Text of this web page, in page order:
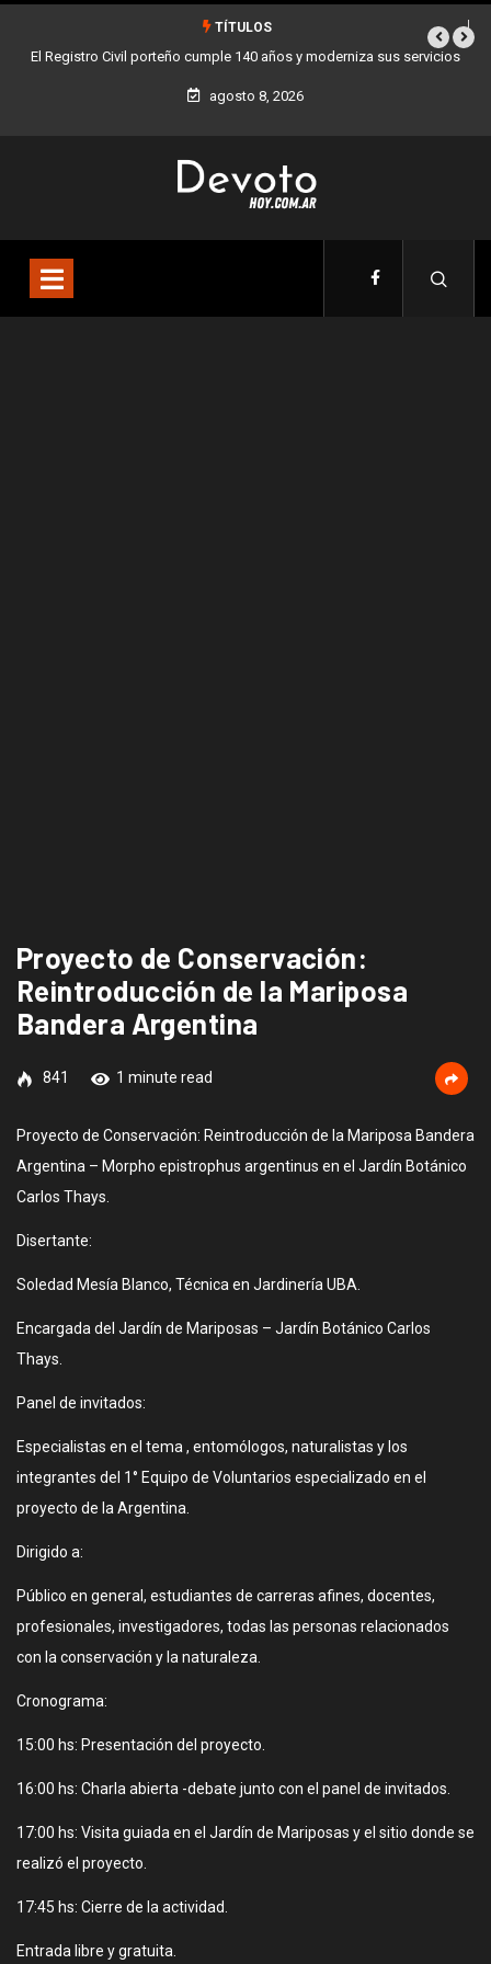
TÍTULOS
El Registro Civil porteño cumple 140 años y moderniza sus servicios Buenos
agosto 8, 2026
Proyecto de Conservación:
Reintroducción de la Mariposa
Bandera Argentina
841 1 minute read
Proyecto de Conservación: Reintroducción de la Mariposa Bandera
Argentina – Morpho epistrophus argentinus en el Jardín Botánico
Carlos Thays.
Disertante:
Soledad Mesía Blanco, Técnica en Jardinería UBA.
Encargada del Jardín de Mariposas – Jardín Botánico Carlos
Thays.
Panel de invitados:
Especialistas en el tema , entomólogos, naturalistas y los
integrantes del 1° Equipo de Voluntarios especializado en el
proyecto de la Argentina.
Dirigido a:
Público en general, estudiantes de carreras afines, docentes,
profesionales, investigadores, todas las personas relacionados
con la conservación y la naturaleza.
Cronograma:
15:00 hs: Presentación del proyecto.
16:00 hs: Charla abierta -debate junto con el panel de invitados.
17:00 hs: Visita guiada en el Jardín de Mariposas y el sitio donde se
realizó el proyecto.
17:45 hs: Cierre de la actividad.
Entrada libre y gratuita.